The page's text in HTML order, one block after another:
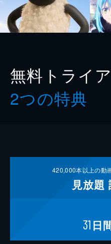
無料トライ
2つの特典
420,000本以上の動
見放題
31 日